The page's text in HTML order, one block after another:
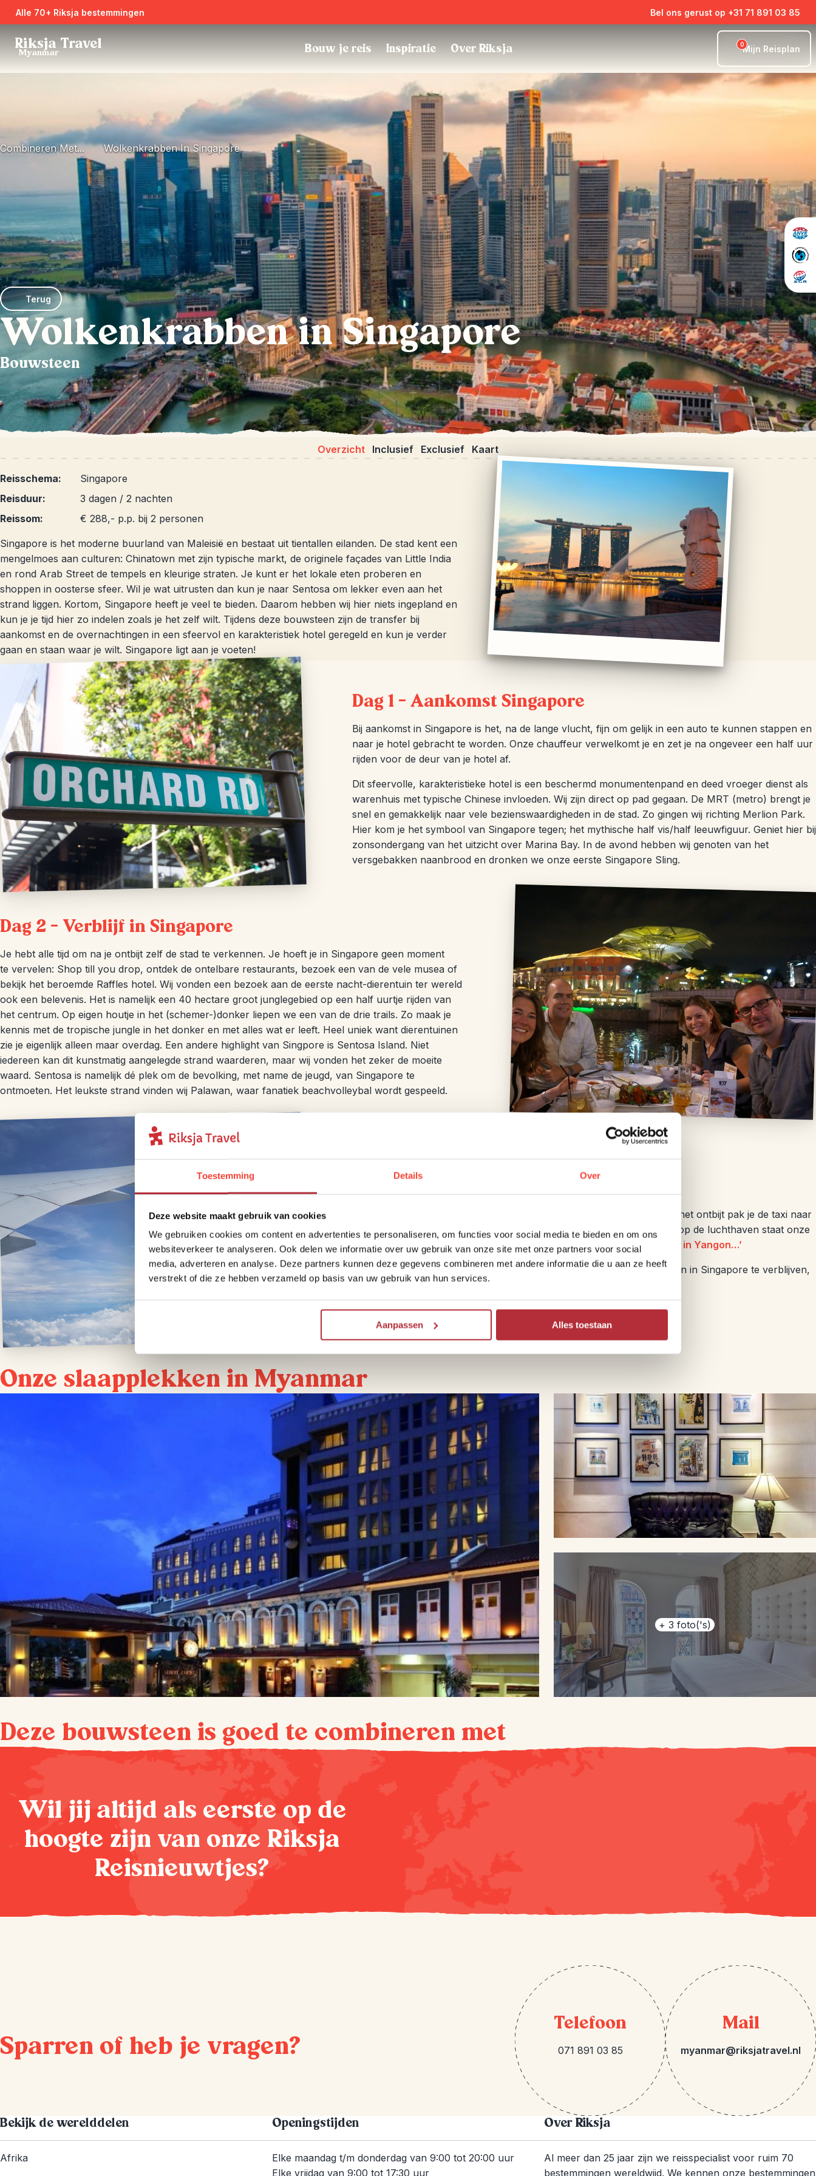
Toestemming Details Over
Deze website maakt gebruik van cookies
We gebruiken cookies om content en advertenties te personaliseren, om functies voor social media te bieden en om ons
websiteverkeer te analyseren. Ook delen we informatie over uw gebruik van onze site met onze partners voor social
media, adverteren en analyse. Deze partners kunnen deze gegevens combineren met andere informatie die u aan ze heeft
verstrekt of die ze hebben verzameld op basis van uw gebruik van hun services.
Aanpassen Alles toestaan
Alle 70+ Riksja bestemmingen Bel ons gerust op +31 71 891 03 85
Riksja Travel
Myanmar Bouw je reis Inspiratie Over Riksja 0Mijn Reisplan
Combineren Met... Wolkenkrabben In Singapore
Terug
Wolkenkrabben in Singapore
Bouwsteen
Overzicht Inclusief Exclusief Kaart
Reisschema:
Singapore
Reisduur:
3 dagen / 2 nachten
Reissom:
€ 288,- p.p. bij 2 personen
Singapore is het moderne buurland van Maleisië en bestaat uit tientallen eilanden. De stad kent een
mengelmoes aan culturen: Chinatown met zijn typische markt, de originele façades van Little India
en rond Arab Street de tempels en kleurige straten. Je kunt er het lokale eten proberen en
shoppen in oosterse sfeer. Wil je wat uitrusten dan kun je naar Sentosa om lekker even aan het
strand liggen. Kortom, Singapore heeft je veel te bieden. Daarom hebben wij hier niets ingepland en
kun je je tijd hier zo indelen zoals je het zelf wilt. Tijdens deze bouwsteen zijn de transfer bij
aankomst en de overnachtingen in een sfeervol en karakteristiek hotel geregeld en kun je verder
gaan en staan waar je wilt. Singapore ligt aan je voeten!
Dag 1 – Aankomst Singapore
Bij aankomst in Singapore is het, na de lange vlucht, fijn om gelijk in een auto te kunnen stappen en
naar je hotel gebracht te worden. Onze chauffeur verwelkomt je en zet je na ongeveer een half uur
rijden voor de deur van je hotel af.
Dit sfeervolle, karakteristieke hotel is een beschermd monumentenpand en deed vroeger dienst als
warenhuis met typische Chinese invloeden. Wij zijn direct op pad gegaan. De MRT (metro) brengt je
snel en gemakkelijk naar vele bezienswaardigheden in de stad. Zo gingen wij richting Merlion Park.
Hier kom je het symbool van Singapore tegen; het mythische half vis/half leeuwfiguur. Geniet hier bij
zonsondergang van het uitzicht over Marina Bay. In de avond hebben wij genoten van het
versgebakken naanbrood en dronken we onze eerste Singapore Sling.
Dag 2 – Verblijf in Singapore
Je hebt alle tijd om na je ontbijt zelf de stad te verkennen. Je hoeft je in Singapore geen moment
te vervelen: Shop till you drop, ontdek de ontelbare restaurants, bezoek een van de vele musea of
bekijk het beroemde Raffles hotel. Wij vonden een bezoek aan de eerste nacht-dierentuin ter wereld
ook een belevenis. Het is namelijk een 40 hectare groot junglegebied op een half uurtje rijden van
het centrum. Op eigen houtje in het (schemer-)donker liepen we een van de drie trails. Zo maak je
kennis met de tropische jungle in het donker en met alles wat er leeft. Heel uniek want dierentuinen
zie je eigenlijk alleen maar overdag. Een andere highlight van Singpore is Sentosa Island. Niet
iedereen kan dit kunstmatig aangelegde strand waarderen, maar wij vonden het zeker de moeite
waard. Sentosa is namelijk dé plek om de bevolking, met name de jeugd, van Singapore te
ontmoeten. Het leukste strand vinden wij Palawan, waar fanatiek beachvolleybal wordt gespeeld.
Dag 3 – Vertrek Singapore
Vandaag is de laatste dag van je Myanmar – Singapore tussenstop. Na het ontbijt pak je de taxi naar
de luchthaven en vlieg je door naar Yangon in Myanmar. Bij aankomst op de luchthaven staat onze
chauffeur je al op te wachten en start je met de bouwsteen‘Het begon in Yangon…’
Het is ook mogelijk om na je rondreis door Myanmar een aantal nachten in Singapore te verblijven,
dit kun je gemakkelijk aangeven als je de reis bij ons aanvraagt.
Onze slaapplekken in Myanmar
+ 3 foto('s)
Deze bouwsteen is goed te combineren met
Wil jij altijd als eerste op de
hoogte zijn van onze Riksja
Reisnieuwtjes?
Sparren of heb je vragen?
Telefoon
071 891 03 85
Mail
myanmar@riksjatravel.nl
Bekijk de werelddelen
Afrika
Openingstijden
Elke maandag t/m donderdag van 9:00 tot 20:00 uur
Elke vrijdag van 9:00 tot 17:30 uur
Over Riksja
Al meer dan 25 jaar zijn we reisspecialist voor ruim 70
bestemmingen wereldwijd. We kennen onze bestemmingen